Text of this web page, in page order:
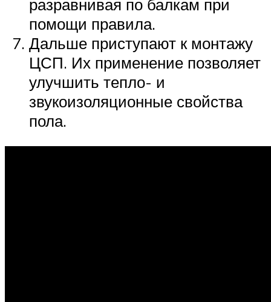
разравнивая по балкам при
помощи правила.
Дальше приступают к монтажу
ЦСП. Их применение позволяет
улучшить тепло- и
звукоизоляционные свойства
пола.